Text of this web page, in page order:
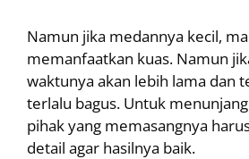
Namun jika medannya kecil,
memanfaatkan kuas. Namun
waktunya akan lebih lama dan
terlalu bagus. Untuk
pihak yang memasangnya
detail agar hasilnya baik.